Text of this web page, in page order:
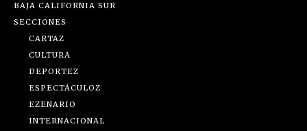
BAJA CALIFORNIA SUR
SECCIONES
CARTAZ
CULTURA
DEPORTEZ
ESPECTÁCULOZ
EZENARIO
INTERNACIONAL